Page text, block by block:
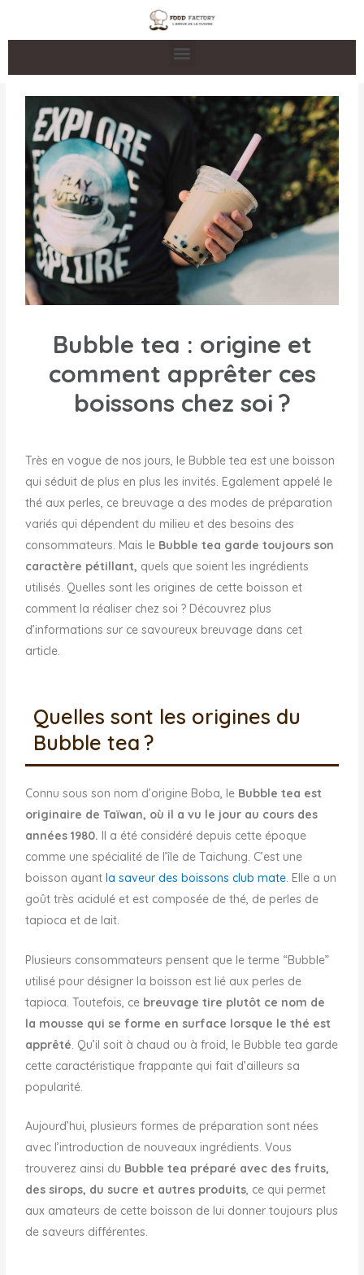
Bubble tea : origine et
comment apprêter ces
boissons chez soi ?
Très en vogue de nos jours, le Bubble tea est une boisson
qui séduit de plus en plus les invités. Egalement appelé le
thé aux perles, ce breuvage a des modes de préparation
variés qui dépendent du milieu et des besoins des
consommateurs. Mais le Bubble tea garde toujours son
caractère pétillant, quels que soient les ingrédients
utilisés. Quelles sont les origines de cette boisson et
comment la réaliser chez soi ? Découvrez plus
d’informations sur ce savoureux breuvage dans cet
article.
Quelles sont les origines du
Bubble tea ?
Connu sous son nom d’origine Boba, le Bubble tea est
originaire de Taïwan, où il a vu le jour au cours des
années 1980. Il a été considéré depuis cette époque
comme une spécialité de l’île de Taichung. C’est une
boisson ayantla saveur des boissons club mate. Elle a un
goût très acidulé et est composée de thé, de perles de
tapioca et de lait.
Plusieurs consommateurs pensent que le terme “Bubble”
utilisé pour désigner la boisson est lié aux perles de
tapioca. Toutefois, ce breuvage tire plutôt ce nom de
la mousse qui se forme en surface lorsque le thé est
apprêté . Qu’il soit à chaud ou à froid, le Bubble tea garde
cette caractéristique frappante qui fait d’ailleurs sa
popularité.
Aujourd’hui, plusieurs formes de préparation sont nées
avec l’introduction de nouveaux ingrédients. Vous
trouverez ainsi du Bubble tea préparé avec des fruits,
des sirops, du sucre et autres produits, ce qui permet
aux amateurs de cette boisson de lui donner toujours plus
de saveurs différentes.